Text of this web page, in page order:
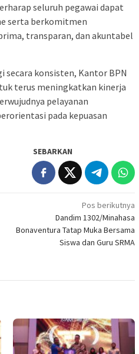
seluruh pegawai dapat
serta berkomitmen
transparan, dan akuntabel
secara konsisten, Kantor BPN
terus meningkatkan kinerja
pelayanan
pada kepuasan
SEBARKAN
Pos berikutnya
Dandim 1302/Minahasa
Bonaventura Tatap Muka Bersama
Siswa dan Guru SRMA